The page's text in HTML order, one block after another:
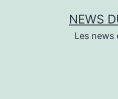
NEWS
Les news